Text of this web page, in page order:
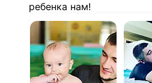
ребенка нам!